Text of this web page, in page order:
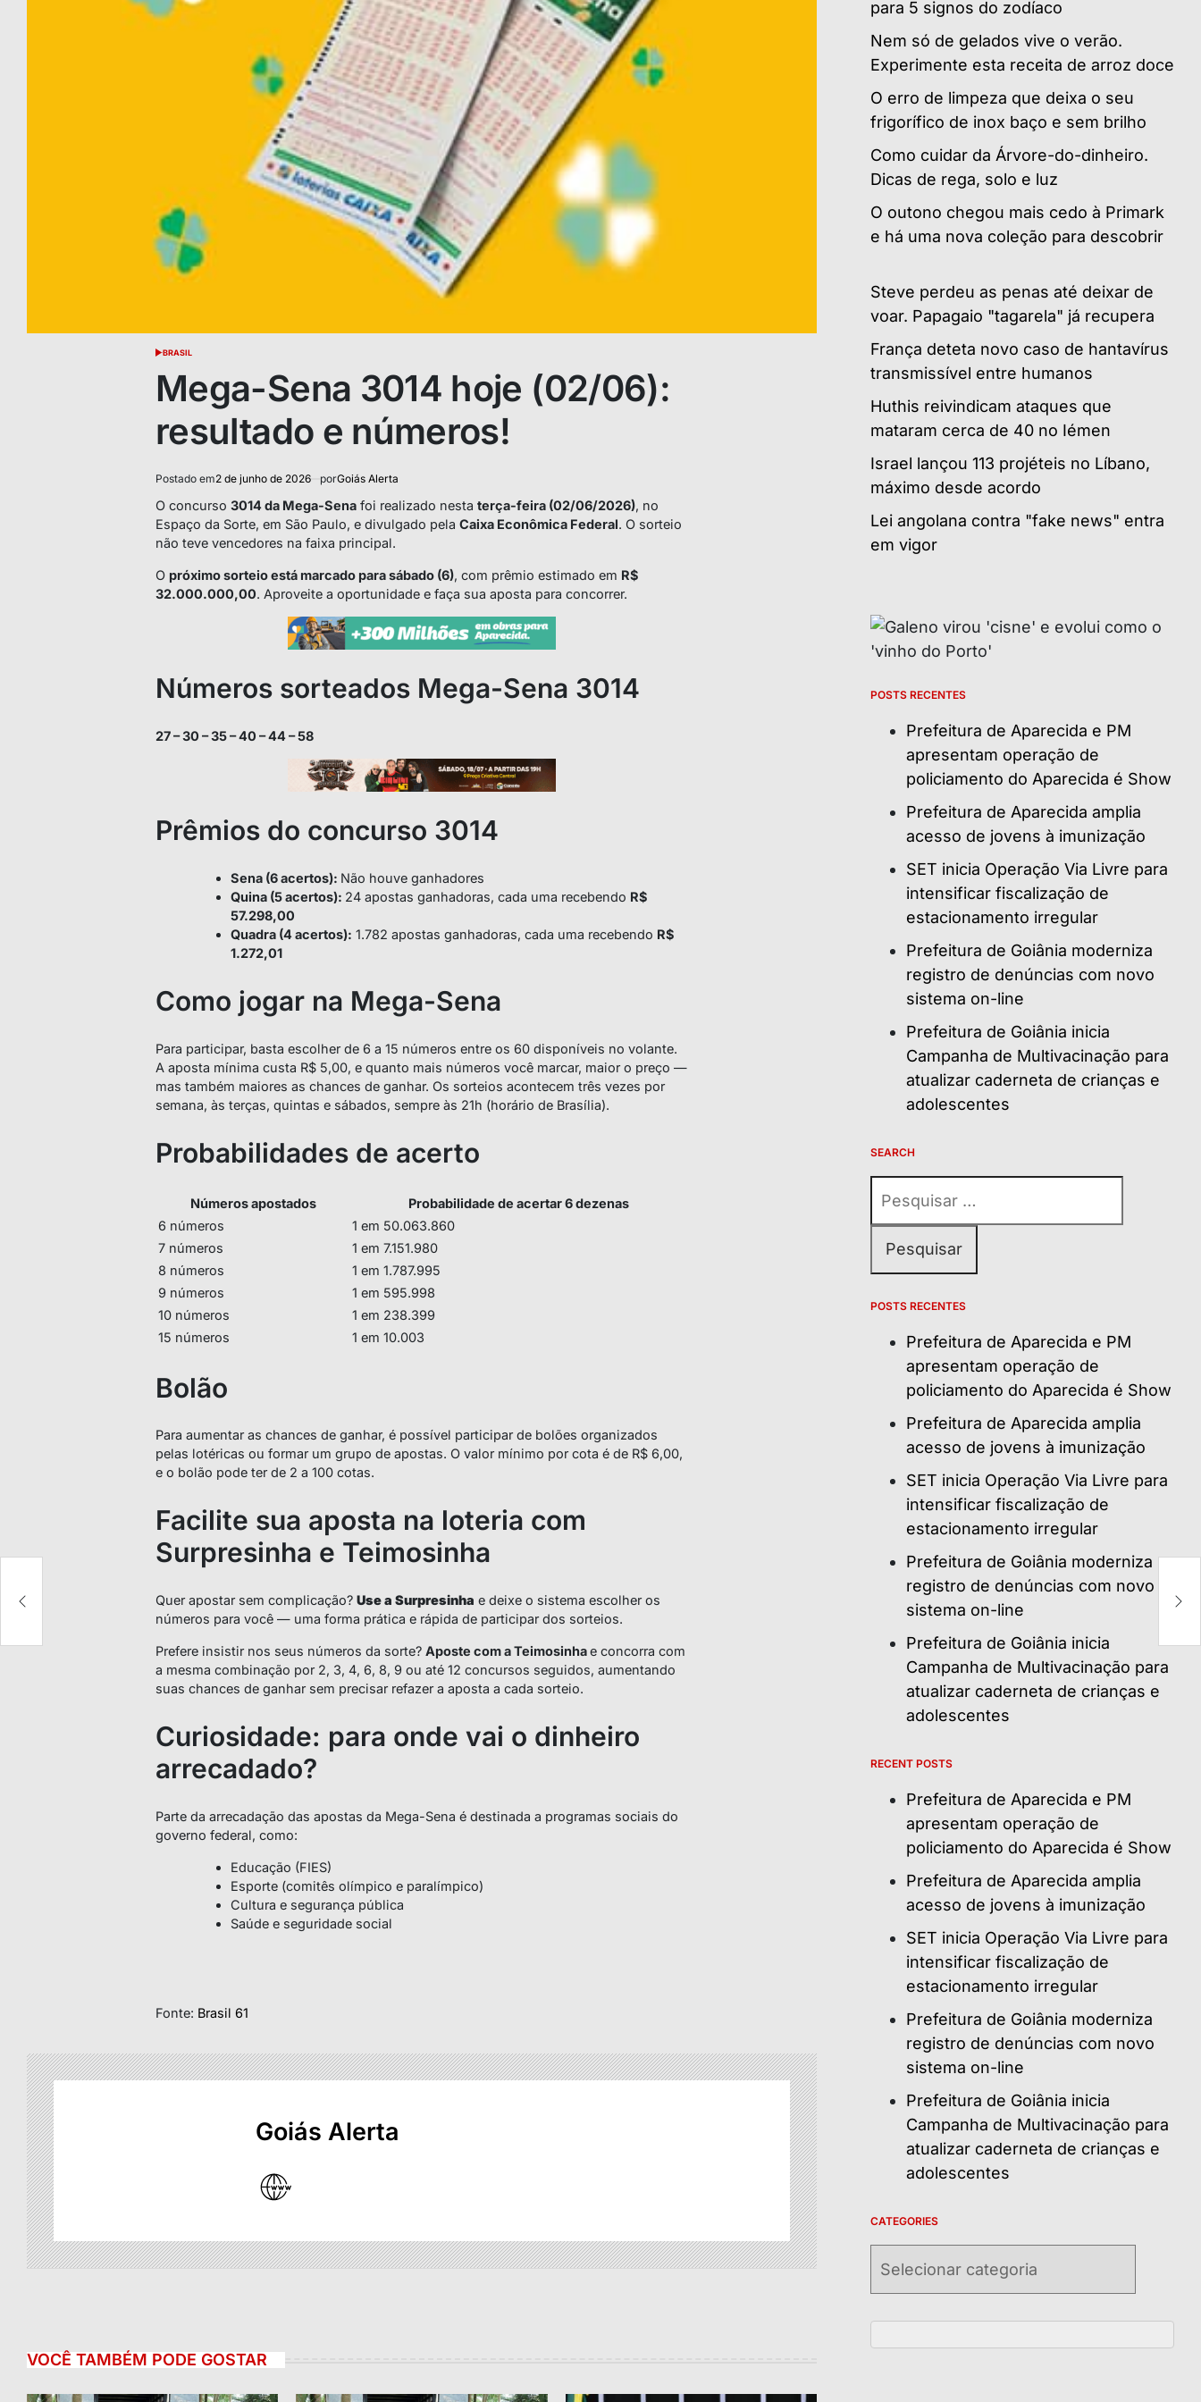
POSTED
BRASIL
Mega-Sena 3014 hoje (02/06):
resultado e números!
Postado em2 de junho de 2026 porGoiás Alerta
O concurso 3014 da Mega-Sena foi realizado nesta terça-feira (02/06/2026), no
Espaço da Sorte, em São Paulo, e divulgado pela Caixa Econômica Federal. O sorteio
não teve vencedores na faixa principal.
O próximo sorteio está marcado para sábado (6), com prêmio estimado em R$
32.000.000,00. Aproveite a oportunidade e faça sua aposta para concorrer.
Números sorteados Mega-Sena 3014
27 – 30 – 35 – 40 – 44 – 58
Prêmios do concurso 3014
Sena (6 acertos): Não houve ganhadores
Quina (5 acertos): 24 apostas ganhadoras, cada uma recebendo R$
57.298,00
Quadra (4 acertos): 1.782 apostas ganhadoras, cada uma recebendo R$
1.272,01
Como jogar na Mega-Sena
Para participar, basta escolher de 6 a 15 números entre os 60 disponíveis no volante.
A aposta mínima custa R$ 5,00, e quanto mais números você marcar, maior o preço —
mas também maiores as chances de ganhar. Os sorteios acontecem três vezes por
semana, às terças, quintas e sábados, sempre às 21h (horário de Brasília).
Probabilidades de acerto
Números apostados
Probabilidade de acertar 6 dezenas
6 números
1 em 50.063.860
7 números
1 em 7.151.980
8 números
1 em 1.787.995
9 números
1 em 595.998
10 números
1 em 238.399
15 números
1 em 10.003
Bolão
Para aumentar as chances de ganhar, é possível participar de bolões organizados
pelas lotéricas ou formar um grupo de apostas. O valor mínimo por cota é de R$ 6,00,
e o bolão pode ter de 2 a 100 cotas.
Facilite sua aposta na loteria com
Surpresinha e Teimosinha
Quer apostar sem complicação? Use a Surpresinha e deixe o sistema escolher os
números para você — uma forma prática e rápida de participar dos sorteios.
Prefere insistir nos seus números da sorte? Aposte com a Teimosinhae concorra com
a mesma combinação por 2, 3, 4, 6, 8, 9 ou até 12 concursos seguidos, aumentando
suas chances de ganhar sem precisar refazer a aposta a cada sorteio.
Curiosidade: para onde vai o dinheiro
arrecadado?
Parte da arrecadação das apostas da Mega-Sena é destinada a programas sociais do
governo federal, como:
Educação (FIES)
Esporte (comitês olímpico e paralímpico)
Cultura e segurança pública
Saúde e seguridade social
Fonte: Brasil 61
Goiás Alerta
VOCÊ TAMBÉM PODE GOSTAR
para 5 signos do zodíaco
Nem só de gelados vive o verão.
Experimente esta receita de arroz doce
O erro de limpeza que deixa o seu
frigorífico de inox baço e sem brilho
Como cuidar da Árvore-do-dinheiro.
Dicas de rega, solo e luz
O outono chegou mais cedo à Primark
e há uma nova coleção para descobrir
Steve perdeu as penas até deixar de
voar. Papagaio "tagarela" já recupera
França deteta novo caso de hantavírus
transmissível entre humanos
Huthis reivindicam ataques que
mataram cerca de 40 no Iémen
Israel lançou 113 projéteis no Líbano,
máximo desde acordo
Lei angolana contra "fake news" entra
em vigor
POSTS RECENTES
Prefeitura de Aparecida e PM
apresentam operação de
policiamento do Aparecida é Show
Prefeitura de Aparecida amplia
acesso de jovens à imunização
SET inicia Operação Via Livre para
intensificar fiscalização de
estacionamento irregular
Prefeitura de Goiânia moderniza
registro de denúncias com novo
sistema on-line
Prefeitura de Goiânia inicia
Campanha de Multivacinação para
atualizar caderneta de crianças e
adolescentes
SEARCH
por:
POSTS RECENTES
Prefeitura de Aparecida e PM
apresentam operação de
policiamento do Aparecida é Show
Prefeitura de Aparecida amplia
acesso de jovens à imunização
SET inicia Operação Via Livre para
intensificar fiscalização de
estacionamento irregular
Prefeitura de Goiânia moderniza
registro de denúncias com novo
sistema on-line
Prefeitura de Goiânia inicia
Campanha de Multivacinação para
atualizar caderneta de crianças e
adolescentes
RECENT POSTS
Prefeitura de Aparecida e PM
apresentam operação de
policiamento do Aparecida é Show
Prefeitura de Aparecida amplia
acesso de jovens à imunização
SET inicia Operação Via Livre para
intensificar fiscalização de
estacionamento irregular
Prefeitura de Goiânia moderniza
registro de denúncias com novo
sistema on-line
Prefeitura de Goiânia inicia
Campanha de Multivacinação para
atualizar caderneta de crianças e
adolescentes
CATEGORIES